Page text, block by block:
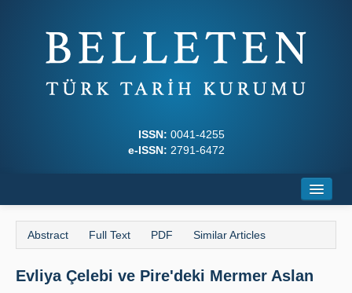
ISSN: 0041-4255
e-ISSN: 2791-6472
About
Journal Boards
Abstract Full Text PDF Similar Articles
Evliya Çelebi ve Pire'deki Mermer Aslan